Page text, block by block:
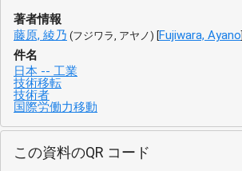
著者情報
藤原, 綾乃 (フジワラ, アヤノ) [ Fujiwara, Ayano
件名
日本 -- 工業
技術移転
技術者
国際労働力移動
この資料のQR コード